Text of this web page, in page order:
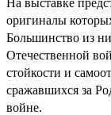
На выставке
оригиналы
Большинство из
Отечественной
стойкости и
сражавшихся за
войне.